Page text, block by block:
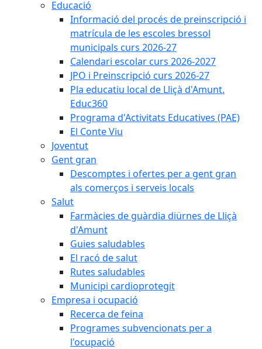
Educació
Informació del procés de preinscripció i
matrícula de les escoles bressol
municipals curs 2026-27
Calendari escolar curs 2026-2027
JPO i Preinscripció curs 2026-27
Pla educatiu local de Lliçà d'Amunt.
Educ360
Programa d'Activitats Educatives (PAE)
El Conte Viu
Joventut
Gent gran
Descomptes i ofertes per a gent gran
als comerços i serveis locals
Salut
Farmàcies de guàrdia diürnes de Lliçà
d'Amunt
Guies saludables
El racó de salut
Rutes saludables
Municipi cardioprotegit
Empresa i ocupació
Recerca de feina
Programes subvencionats per a
l'ocupació